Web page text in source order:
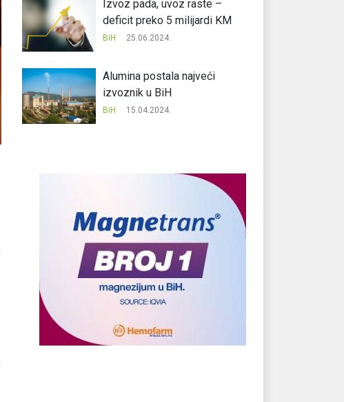
Izvoz pada, uvoz raste –
deficit preko 5 milijardi KM
BiH 25.06.2024.
Alumina postala najveći
izvoznik u BiH
BiH 15.04.2024.